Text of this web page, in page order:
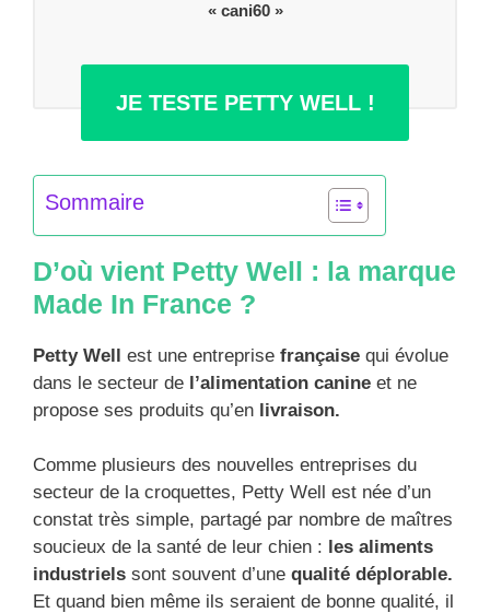
« cani60 »
JE TESTE PETTY WELL !
Sommaire
D’où vient Petty Well : la marque
Made In France ?
Petty Well est une entreprise française qui évolue
dans le secteur de l’alimentation canine et ne
propose ses produits qu’en livraison.
Comme plusieurs des nouvelles entreprises du
secteur de la croquettes, Petty Well est née d’un
constat très simple, partagé par nombre de maîtres
soucieux de la santé de leur chien : les aliments
industriels sont souvent d’une qualité déplorable.
Et quand bien même ils seraient de bonne qualité, il